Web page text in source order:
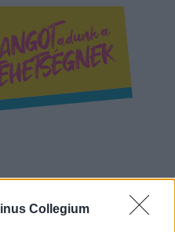
Collegium